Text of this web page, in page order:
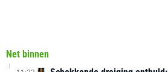
Net binnen